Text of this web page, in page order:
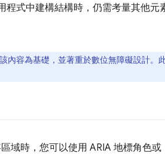
程式中建構結構時，仍需考量其他元
內容為基礎，並著重於數位無障礙設計。
域時，您可以使用 ARIA 地標角色或